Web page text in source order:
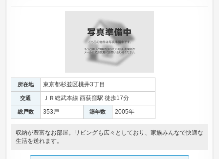
所在地 東京都杉並区桃井3丁目
交通 ＪＲ総武本線 西荻窪駅 徒歩17分
総戸数 353戸 築年数 2005年
収納が豊富なお部屋。リビングも広々としており、家族みんなで快適な
生活を送れます。